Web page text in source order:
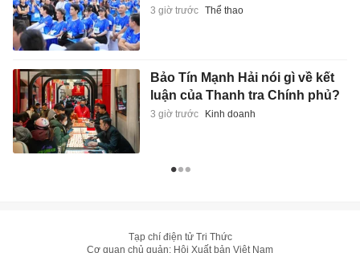
3 giờ trước Thể thao
Bảo Tín Mạnh Hải nói gì về kết
luận của Thanh tra Chính phủ?
3 giờ trước Kinh doanh
Tạp chí điện tử Tri Thức
Cơ quan chủ quản: Hội Xuất bản Việt Nam